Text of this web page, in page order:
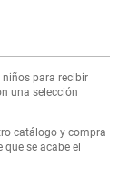
niños para recibir
una selección
catálogo y compra
se acabe el